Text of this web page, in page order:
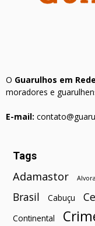
O Guarulhos em Rede
moradores e
E-mail:
Tags
Adamastor
Brasil Cabuçu
Continental